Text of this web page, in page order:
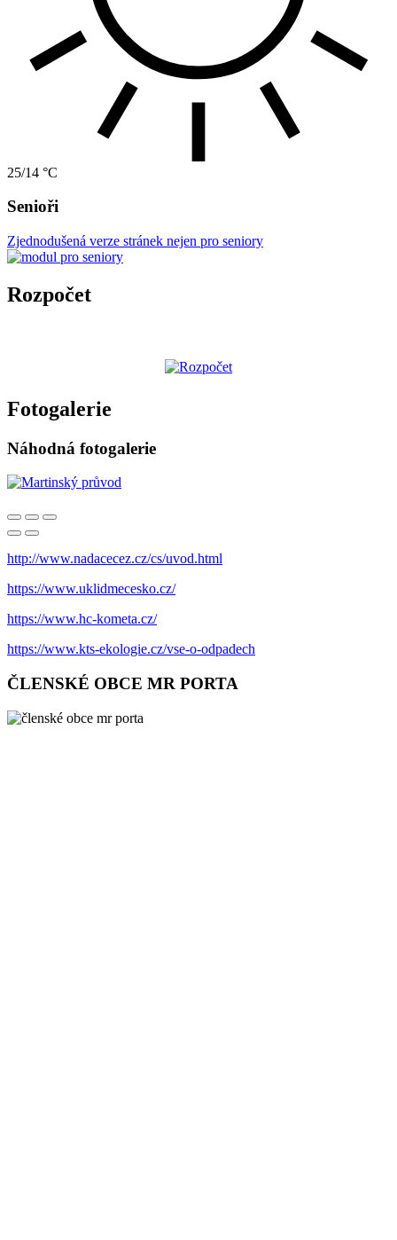
25/14 °C
Senioři
Zjednodušená verze stránek nejen pro seniory
Rozpočet
Fotogalerie
Náhodná fotogalerie
http://www.nadacecez.cz/cs/uvod.html
https://www.uklidmecesko.cz/
https://www.hc-kometa.cz/
https://www.kts-ekologie.cz/vse-o-odpadech
ČLENSKÉ OBCE MR PORTA